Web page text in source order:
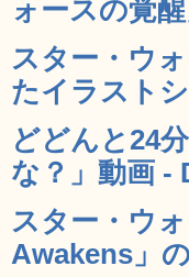
ォースの覚
スター・ウ
たイラスト
どどんと24
な？」動画 -
スター・ウ
Awakens」